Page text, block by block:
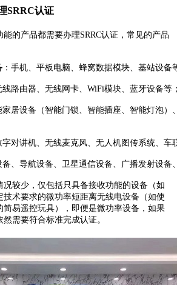
SRRC认证
的产品都需要办理SRRC认证，常见的产品
：手机、平板电脑、蜂窝数据模块、基站设备
线路由器、无线网卡、WiFi模块、蓝牙设备等
家居设备（智能门锁、智能插座、智能灯泡
字对讲机、无线麦克风、无人机图传系统、车
备、导航设备、卫星通信设备、广播发射设备
较少，仅包括只具备接收功能的设备（如
术要求的微功率短距离无线电设备（如使
简易遥控玩具），即便是微功率设备，如果
需要符合标准完成认证。